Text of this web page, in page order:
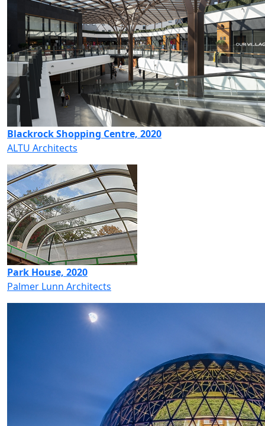
Blackrock Shopping Centre, 2020
ALTU Architects
Park House, 2020
Palmer Lunn Architects